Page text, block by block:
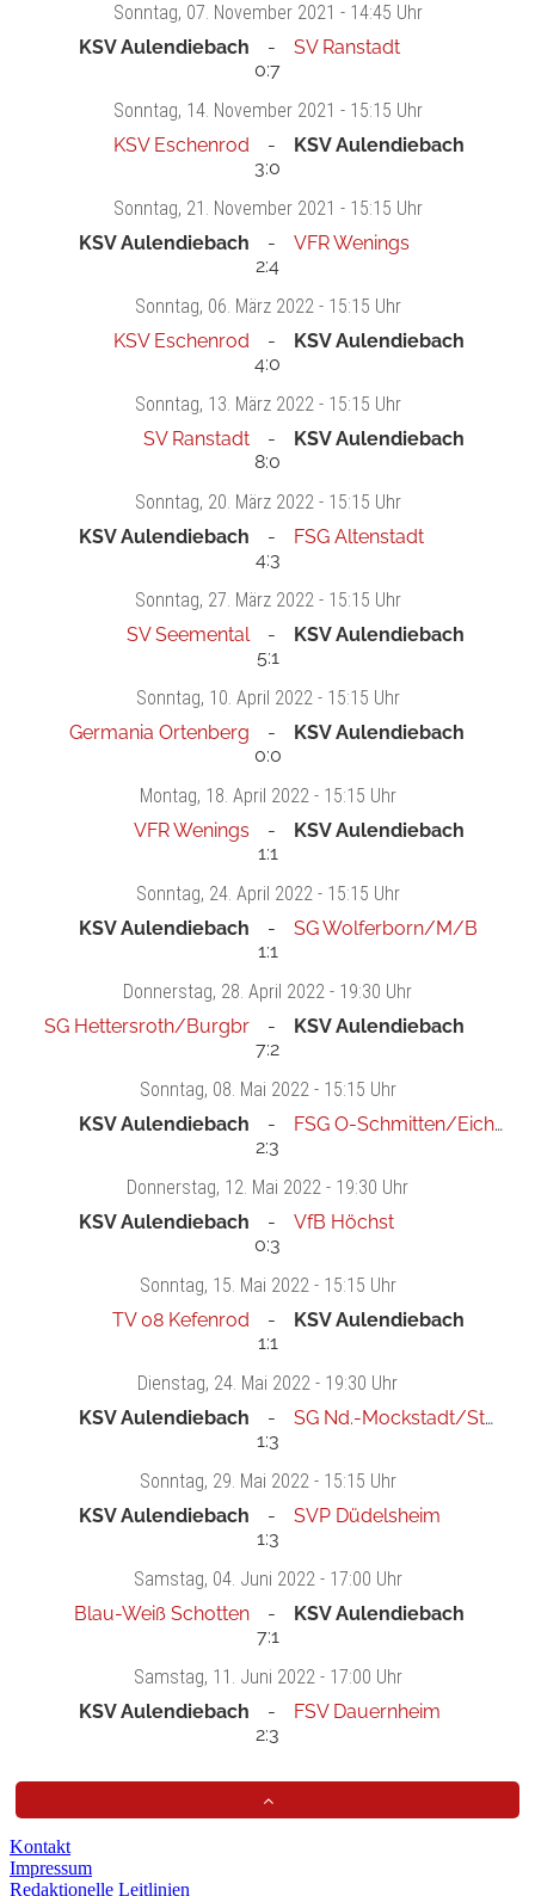
Sonntag, 07. November 2021 - 14:45 Uhr
KSV Aulendiebach
SV Ranstadt
0:7
Sonntag, 14. November 2021 - 15:15 Uhr
KSV Eschenrod
KSV Aulendiebach
3:0
Sonntag, 21. November 2021 - 15:15 Uhr
KSV Aulendiebach
VFR Wenings
2:4
Sonntag, 06. März 2022 - 15:15 Uhr
KSV Eschenrod
KSV Aulendiebach
4:0
Sonntag, 13. März 2022 - 15:15 Uhr
SV Ranstadt
KSV Aulendiebach
8:0
Sonntag, 20. März 2022 - 15:15 Uhr
KSV Aulendiebach
FSG Altenstadt
4:3
Sonntag, 27. März 2022 - 15:15 Uhr
SV Seemental
KSV Aulendiebach
5:1
Sonntag, 10. April 2022 - 15:15 Uhr
Germania Ortenberg
KSV Aulendiebach
0:0
Montag, 18. April 2022 - 15:15 Uhr
VFR Wenings
KSV Aulendiebach
1:1
Sonntag, 24. April 2022 - 15:15 Uhr
KSV Aulendiebach
SG Wolferborn/M/B
1:1
Donnerstag, 28. April 2022 - 19:30 Uhr
SG Hettersroth/Burgbr
KSV Aulendiebach
7:2
Sonntag, 08. Mai 2022 - 15:15 Uhr
KSV Aulendiebach
FSG O-Schmitten/Eichelsd
2:3
Donnerstag, 12. Mai 2022 - 19:30 Uhr
KSV Aulendiebach
VfB Höchst
0:3
Sonntag, 15. Mai 2022 - 15:15 Uhr
TV 08 Kefenrod
KSV Aulendiebach
1:1
Dienstag, 24. Mai 2022 - 19:30 Uhr
KSV Aulendiebach
SG Nd.-Mockstadt/Stammh.
1:3
Sonntag, 29. Mai 2022 - 15:15 Uhr
KSV Aulendiebach
SVP Düdelsheim
1:3
Samstag, 04. Juni 2022 - 17:00 Uhr
Blau-Weiß Schotten
KSV Aulendiebach
7:1
Samstag, 11. Juni 2022 - 17:00 Uhr
KSV Aulendiebach
FSV Dauernheim
2:3
Kontakt
Impressum
Redaktionelle Leitlinien